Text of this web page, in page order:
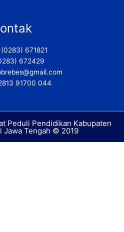
f
671821
672429
91700 044
Peduli Pendidikan Kabupaten
Jawa Tengah © 2019